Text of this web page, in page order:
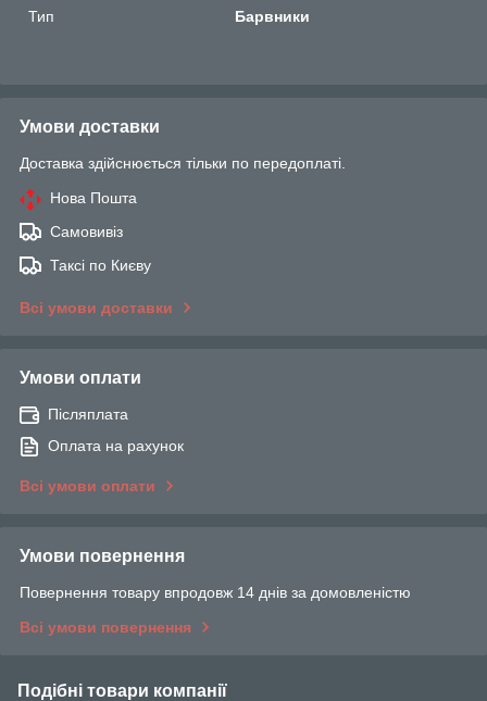
Тип
Барвники
Умови доставки
Доставка здійснюється тільки по передоплаті.
Нова Пошта
Самовивіз
Таксі по Києву
Всі умови доставки
Умови оплати
Післяплата
Оплата на рахунок
Всі умови оплати
Умови повернення
Повернення товару впродовж 14 днів за домовленістю
Всі умови повернення
Подібні товари компанії